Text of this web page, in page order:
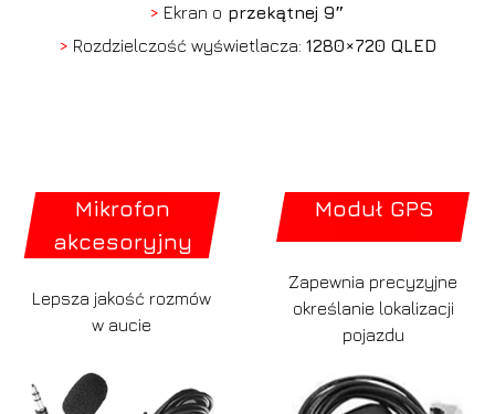
> Ekran o przekątnej 9″
> Rozdzielczość wyświetlacza: 1280×720 QLED
Mikrofon
akcesoryjny
Lepsza jakość rozmów
w aucie
Moduł GPS
Zapewnia precyzyjne
określanie lokalizacji
pojazdu